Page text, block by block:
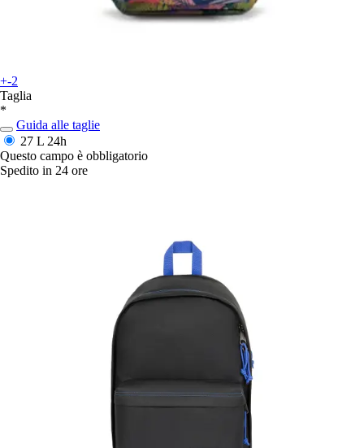
+-2
Taglia
*
Guida alle taglie
27 L 24h
Questo campo è obbligatorio
Spedito in 24 ore